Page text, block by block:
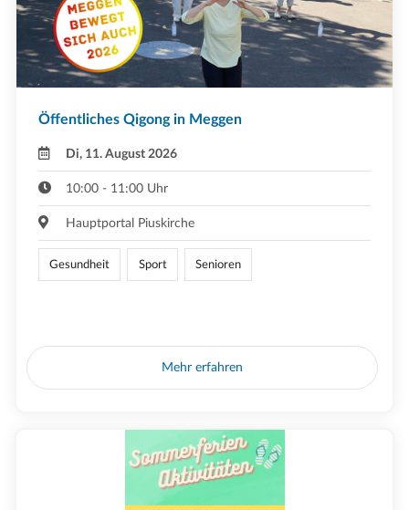
Öffentliches Qigong in Meggen
Di, 11. August 2026
10:00 - 11:00 Uhr
Hauptportal Piuskirche
Gesundheit Sport Senioren
Mehr erfahren